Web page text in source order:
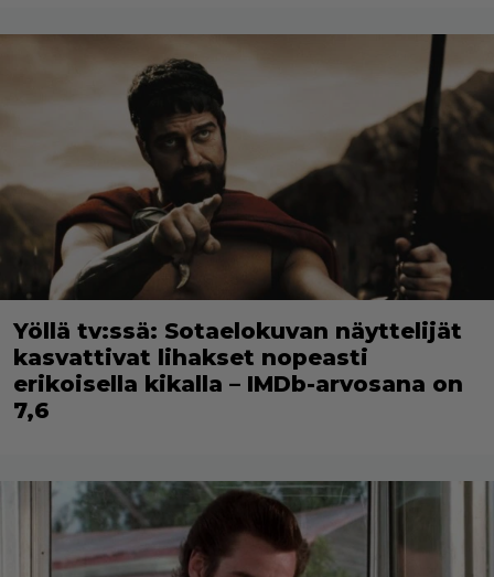
Yöllä tv:ssä: Sotaelokuvan näyttelijät
kasvattivat lihakset nopeasti
erikoisella kikalla – IMDb-arvosana on
7,6